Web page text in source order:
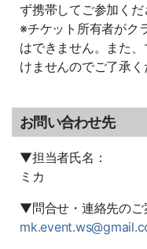
ず携帯してご参加くだ
※チケット所有者がク
はできません。また
けませんのでご了承く
お問い合わせ先
▼担当者氏名：
ミカ
▼問合せ・連絡先のご